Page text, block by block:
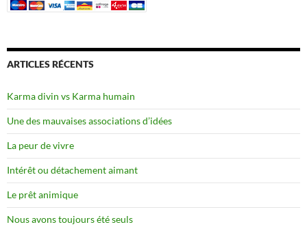
ARTICLES RÉCENTS
Karma divin vs Karma humain
Une des mauvaises associations d’idées
La peur de vivre
Intérêt ou détachement aimant
Le prêt animique
Nous avons toujours été seuls